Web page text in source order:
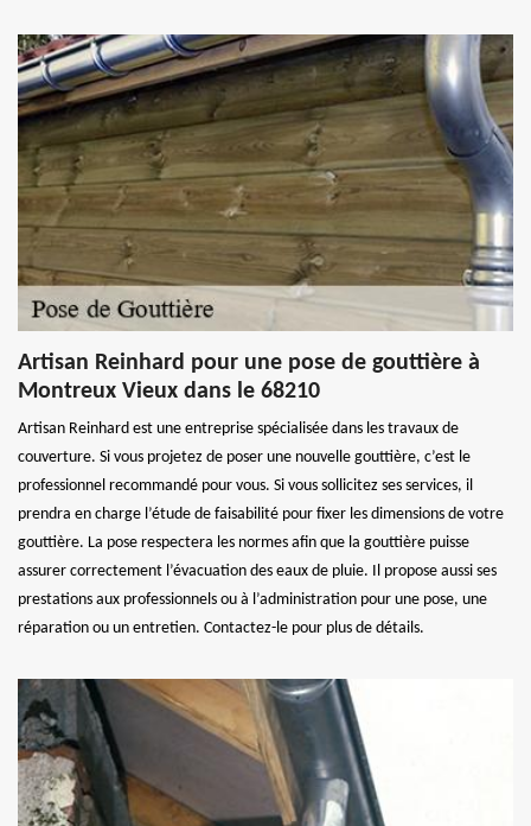
Artisan Reinhard pour une pose de gouttière à
Montreux Vieux dans le 68210
Artisan Reinhard est une entreprise spécialisée dans les travaux de
couverture. Si vous projetez de poser une nouvelle gouttière, c’est le
professionnel recommandé pour vous. Si vous sollicitez ses services, il
prendra en charge l’étude de faisabilité pour fixer les dimensions de votre
gouttière. La pose respectera les normes afin que la gouttière puisse
assurer correctement l’évacuation des eaux de pluie. Il propose aussi ses
prestations aux professionnels ou à l’administration pour une pose, une
réparation ou un entretien. Contactez-le pour plus de détails.